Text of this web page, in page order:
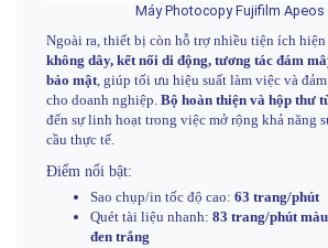
Máy Photocopy Fujifilm Apeos
Ngoài ra, thiết bị còn hỗ trợ nhiều tiện ích
không dây, kết nối di động, tương tác đám
bảo mật , giúp tối ưu hiệu suất làm việc và
cho doanh nghiệp. Bộ hoàn thiện và hộp thư
đến sự linh hoạt trong việc mở rộng khả năng
cầu thực tế.
Điểm nổi bật:
Sao chụp/in tốc độ cao: 63 trang/phút
Quét tài liệu nhanh: 83 trang/phút
đen trắng